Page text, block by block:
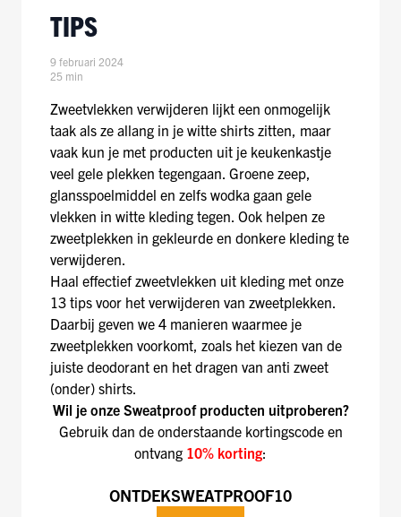
TIPS
9 februari 2024
25 min
Zweetvlekken verwijderen lijkt een onmogelijk
taak als ze allang in je witte shirts zitten, maar
vaak kun je met producten uit je keukenkastje
veel gele plekken tegengaan. Groene zeep,
glansspoelmiddel en zelfs wodka gaan gele
vlekken in witte kleding tegen. Ook helpen ze
zweetplekken in gekleurde en donkere kleding te
verwijderen.
Haal effectief zweetvlekken uit kleding met onze
13 tips voor het verwijderen van zweetplekken.
Daarbij geven we 4 manieren waarmee je
zweetplekken voorkomt, zoals het kiezen van de
juiste deodorant en het dragen van anti zweet
(onder) shirts.
Wil je onze Sweatproof producten uitproberen?
Gebruik dan de onderstaande kortingscode en
ontvang 10% korting:
ONTDEKSWEATPROOF10